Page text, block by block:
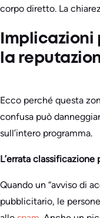
corpo diretto. La
la
Ecco perché questa
confusa può
sull’intero programma.
L’errata classificazione
Quando un “avviso di
pubblicitario, le